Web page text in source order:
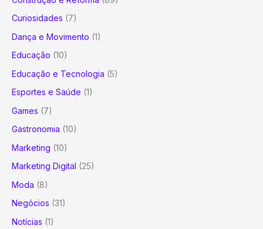
Curiosidades (7)
Dança e Movimento (1)
Educação (10)
Educação e Tecnologia (5)
Esportes e Saúde (1)
Games (7)
Gastronomia (10)
Marketing (10)
Marketing Digital (25)
Moda (8)
Negócios (31)
Notícias (1)